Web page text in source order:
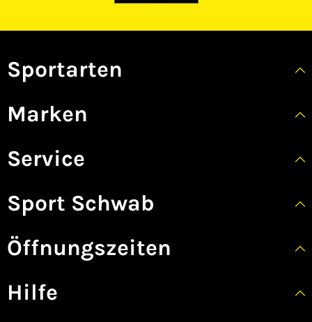
Sportarten
Marken
Service
Sport Schwab
Öffnungszeiten
Hilfe